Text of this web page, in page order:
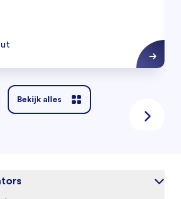
Bekijk alles